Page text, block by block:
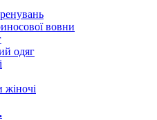
вовни
одяг